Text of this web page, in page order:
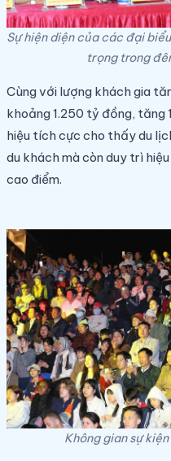
Sự hiện diện của các đại
trọng trong
Cùng với lượng khách gia
khoảng 1.250 tỷ đồng, tăng
hiệu tích cực cho thấy du
du khách mà còn duy trì
cao điểm.
Không gian sự